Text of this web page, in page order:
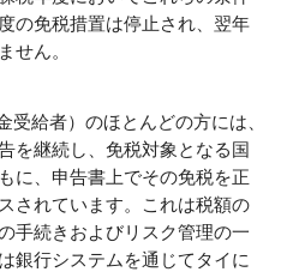
の免税措置は停止され、翌年
せん。
給者）のほとんどの方には、
を継続し、免税対象となる国
に、申告書上でその免税を正
されています。これは税額の
手続きおよびリスク管理の一
銀行システムを通じてタイに